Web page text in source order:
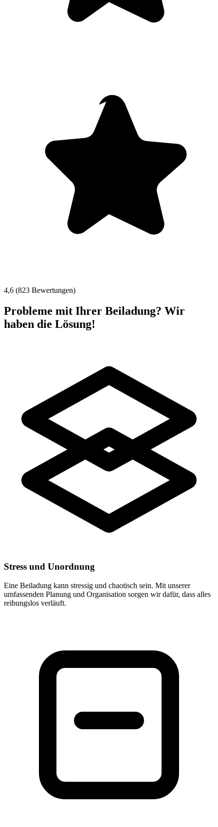
4,6 (823 Bewertungen)
Probleme mit Ihrer Beiladung? Wir
haben die Lösung!
Stress und Unordnung
Eine Beiladung kann stressig und chaotisch sein. Mit unserer
umfassenden Planung und Organisation sorgen wir dafür, dass alles
reibungslos verläuft.